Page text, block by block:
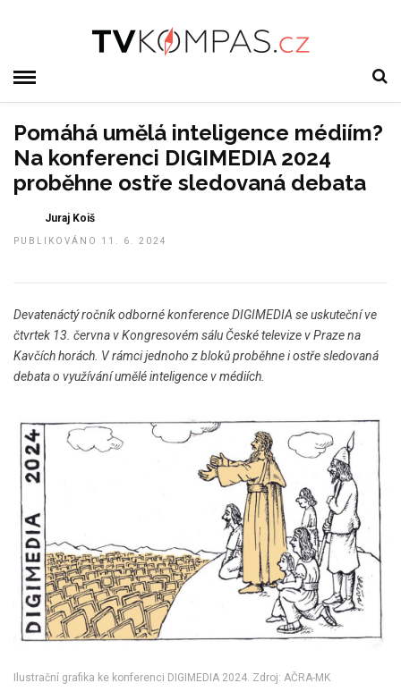
Pomáhá umělá inteligence médiím?
Na konferenci DIGIMEDIA 2024
proběhne ostře sledovaná debata
Juraj Koiš
PUBLIKOVÁNO 11. 6. 2024
Devatenáctý ročník odborné konference DIGIMEDIA se uskuteční ve
čtvrtek 13. června v Kongresovém sálu České televize v Praze na
Kavčích horách. V rámci jednoho z bloků proběhne i ostře sledovaná
debata o využívání umělé inteligence v médiích.
Ilustrační grafika ke konferenci DIGIMEDIA 2024. Zdroj: AČRA-MK